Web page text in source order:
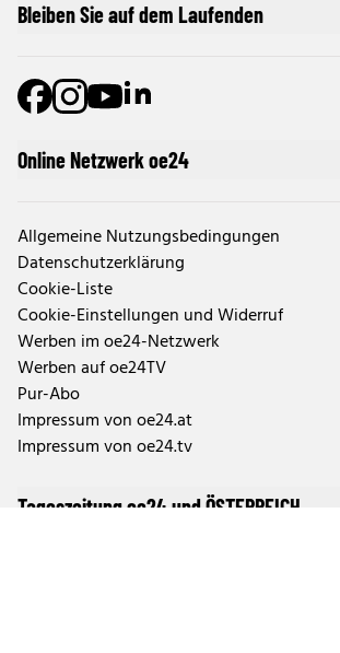
Online Netzwerk oe24
Allgemeine Nutzungsbedingungen
Datenschutzerklärung
Cookie-Liste
Cookie-Einstellungen und Widerruf
Werben im oe24-Netzwerk
Werben auf oe24TV
Pur-Abo
Impressum von oe24.at
Impressum von oe24.tv
Tageszeitung oe24 und ÖSTERREICH
Bleiben Sie auf dem Laufenden